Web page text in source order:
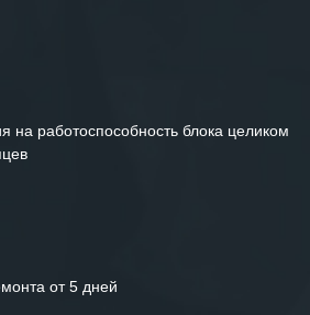
на работоспособность блока целиком
от 5 дней